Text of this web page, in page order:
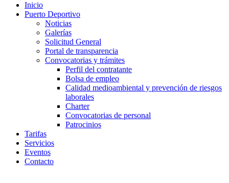
Inicio
Puerto Deportivo
Noticias
Galerías
Solicitud General
Portal de transparencia
Convocatorias y trámites
Perfil del contratante
Bolsa de empleo
Calidad medioambiental y prevención de riesgos
laborales
Charter
Convocatorias de personal
Patrocinios
Tarifas
Servicios
Eventos
Contacto